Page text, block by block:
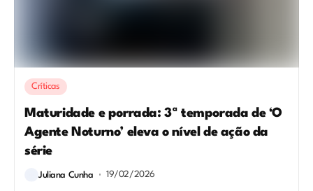
Críticas
Maturidade e porrada: 3ª temporada de ‘O
Agente Noturno’ eleva o nível de ação da
série
Juliana Cunha 19/02/2026